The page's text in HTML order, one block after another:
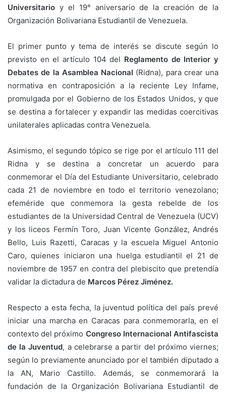
Universitario y el 19° aniversario de la creación de la
Organización Bolivariana Estudiantil de Venezuela.
El primer punto y tema de interés se discute según lo
previsto en el artículo 104 del Reglamento de Interior y
Debates de la Asamblea Nacional (Ridna), para crear una
normativa en contraposición a la reciente Ley Infame,
promulgada por el Gobierno de los Estados Unidos, y que
se destina a fortalecer y expandir las medidas coercitivas
unilaterales aplicadas contra Venezuela.
Asimismo, el segundo tópico se rige por el artículo 111 del
Ridna y se destina a concretar un acuerdo para
conmemorar el Día del Estudiante Universitario, celebrado
cada 21 de noviembre en todo el territorio venezolano;
efeméride que conmemora la gesta rebelde de los
estudiantes de la Universidad Central de Venezuela (UCV)
y los liceos Fermín Toro, Juan Vicente González, Andrés
Bello, Luis Razetti, Caracas y la escuela Miguel Antonio
Caro, quienes iniciaron una huelga estudiantil el 21 de
noviembre de 1957 en contra del plebiscito que pretendía
validar la dictadura de Marcos Pérez Jiménez.
Respecto a esta fecha, la juventud política del país prevé
iniciar una marcha en Caracas para conmemorarla, en el
contexto del próximo Congreso Internacional Antifascista
de la Juventud, a celebrarse a partir del próximo viernes;
según lo previamente anunciado por el también diputado a
la AN, Mario Castillo. Además, se conmemorará la
fundación de la Organización Bolivariana Estudiantil de